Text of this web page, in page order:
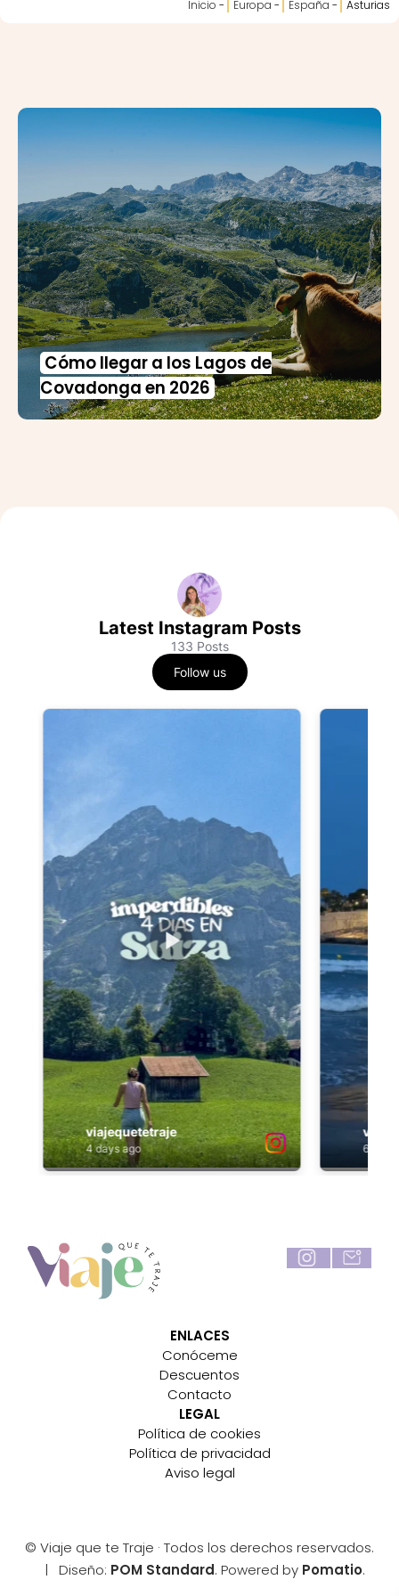
Inicio - Europa - España - Asturias
Cómo llegar a los Lagos de
Covadonga en 2026
ENLACES
Conóceme
Descuentos
Contacto
LEGAL
Política de cookies
Política de privacidad
Aviso legal
© Viaje que te Traje · Todos los derechos reservados.
| Diseño: POM Standard. Powered by Pomatio.